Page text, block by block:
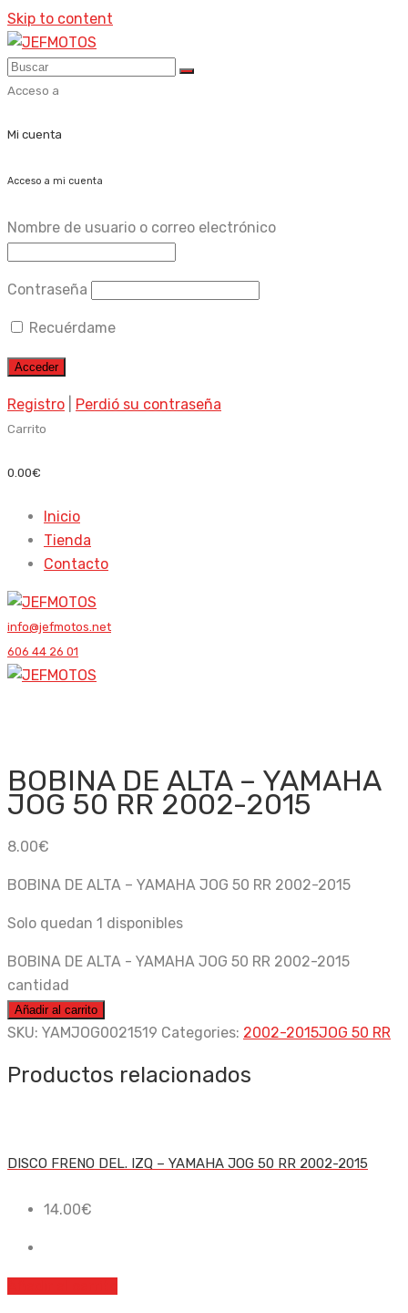
Skip to content
Acceso a
Mi cuenta
Acceso a mi cuenta
Nombre de usuario o correo electrónico
Contraseña
Recuérdame
Registro Perdió su contraseña
Carrito
0.00€
Inicio
Tienda
Contacto
info@jefmotos.net
606 44 26 01
BOBINA DE ALTA – YAMAHA
JOG 50 RR 2002-2015
8.00€
BOBINA DE ALTA – YAMAHA JOG 50 RR 2002-2015
Solo quedan 1 disponibles
BOBINA DE ALTA - YAMAHA JOG 50 RR 2002-2015
cantidad
Añadir al carrito
SKU: YAMJOG0021519 Categories: 2002-2015JOG 50 RR
Productos relacionados
DISCO FRENO DEL. IZQ – YAMAHA JOG 50 RR 2002-2015
14.00€